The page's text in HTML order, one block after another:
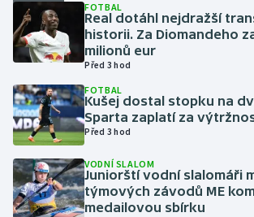
Lyže a snowboard
Moderní pětiboj
Motorsport
Olympijské hry
Parasport
FOTBAL
Real dotáhl nejdražší
historii. Za Diomandeho
milionů eur
Před 3 hod
FOTBAL
Kušej dostal stopku na
Sparta zaplatí za
Před 3 hod
VODNÍ SLALOM
Juniorští vodní slalomáři
týmových závodů ME
medailovou sbírku